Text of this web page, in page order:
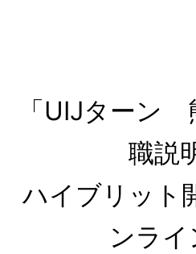
「UIJターン
職説
ハイブリット
ンライ